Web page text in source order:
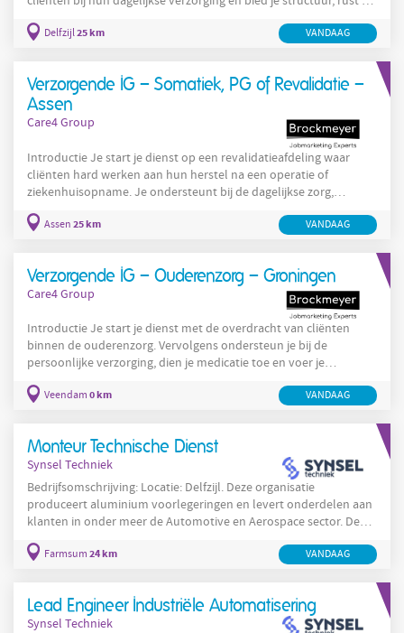
ondersteun je bewoners bij verpleegtechnische handelingen,
hetzelfde, maar één ding staat vast: jij maakt iedere dag het
Delfzijl25 km VANDAAG
Verzorgende IG – Somatiek, PG of Revalidatie –
Assen
Care4 Group
Introductie Je start je dienst op een revalidatieafdeling waar
cliënten hard werken aan hun herstel na een operatie of
ziekenhuisopname. Je ondersteunt bij de dagelijkse zorg,
motiveert tijdens het revalidatieproces en houdt veranderingen
nauwlettend in de gaten. Later werk je op een PG-afdeling waar
ondersteunt met lichamelijke aandoeningen en complexe
Assen 25 km VANDAAG
Verzorgende IG – Ouderenzorg – Groningen
Care4 Group
Introductie Je start je dienst met de overdracht van cliënten
binnen de ouderenzorg. Vervolgens ondersteun je bij de
persoonlijke verzorging, dien je medicatie toe en voer je
veranderingen in de gezondheidssituatie nauwlettend in de
somatiek of revalidatiezorg, jouw inzet draagt dagelijks bij aan
het
Veendam 0 km VANDAAG
Monteur Technische Dienst
Synsel Techniek
Bedrijfsomschrijving: Locatie: Delfzijl. Deze organisatie
produceert aluminium voorlegeringen en levert onderdelen aan
klanten in onder meer de Automotive en Aerospace sector. De
productie vindt plaats op meerdere lijnen met chemische
processen, gietprocessen en extrusieprocessen. De organisatie
met de productie om stilstand te minimaliseren en de
Farmsum 24 km VANDAAG
Lead Engineer Industriële Automatisering
Synsel Techniek